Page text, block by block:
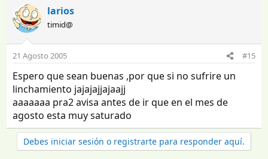
larios
timid@
21 Agosto 2005 #15
Espero que sean buenas ,por que si no sufrire un
linchamiento jajajajjajaajj
aaaaaaa pra2 avisa antes de ir que en el mes de
agosto esta muy saturado
Debes iniciar sesión o registrarte para responder aquí.